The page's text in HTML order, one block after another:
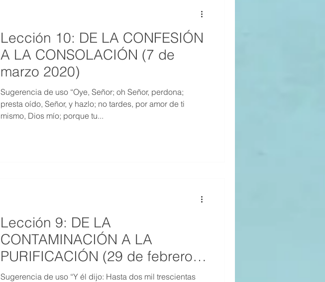
Lección 10: DE LA CONFESIÓN
A LA CONSOLACIÓN (7 de
marzo 2020)
Sugerencia de uso “Oye, Señor; oh Señor, perdona;
presta oído, Señor, y hazlo; no tardes, por amor de ti
mismo, Dios mío; porque tu...
Lección 9: DE LA
CONTAMINACIÓN A LA
PURIFICACIÓN (29 de febrero
2020)
Sugerencia de uso “Y él dijo: Hasta dos mil trescientas